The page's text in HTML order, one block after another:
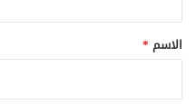
*
الاسم *